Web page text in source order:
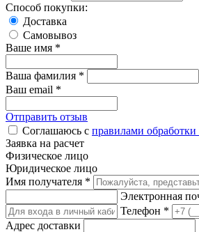
Способ покупки:
Доставка
Самовывоз
Ваше имя *
Ваша фамилия *
Ваш email *
Отправить отзыв
Соглашаюсь с правилами
Заявка на расчет
Физическое лицо
Юридическое лицо
Имя получателя *
Электронная
Телефон *
Адрес доставки